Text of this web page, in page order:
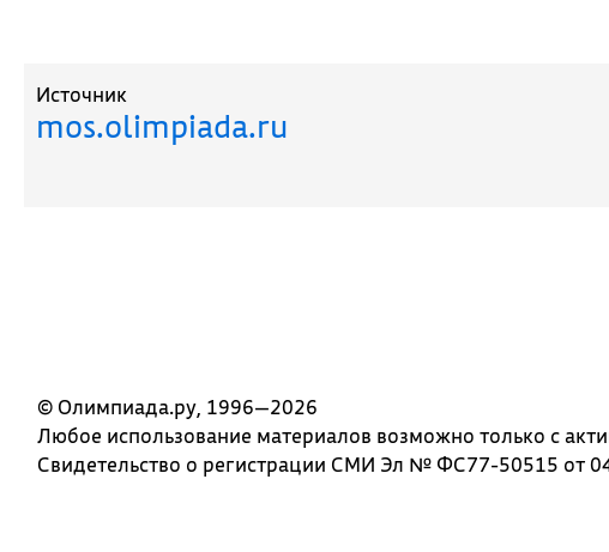
Источник
mos.olimpiada.ru
© Олимпиада.ру, 1996—2026
Любое использование материалов возможно только с
Свидетельство о регистрации СМИ Эл № ФС77-50515 от